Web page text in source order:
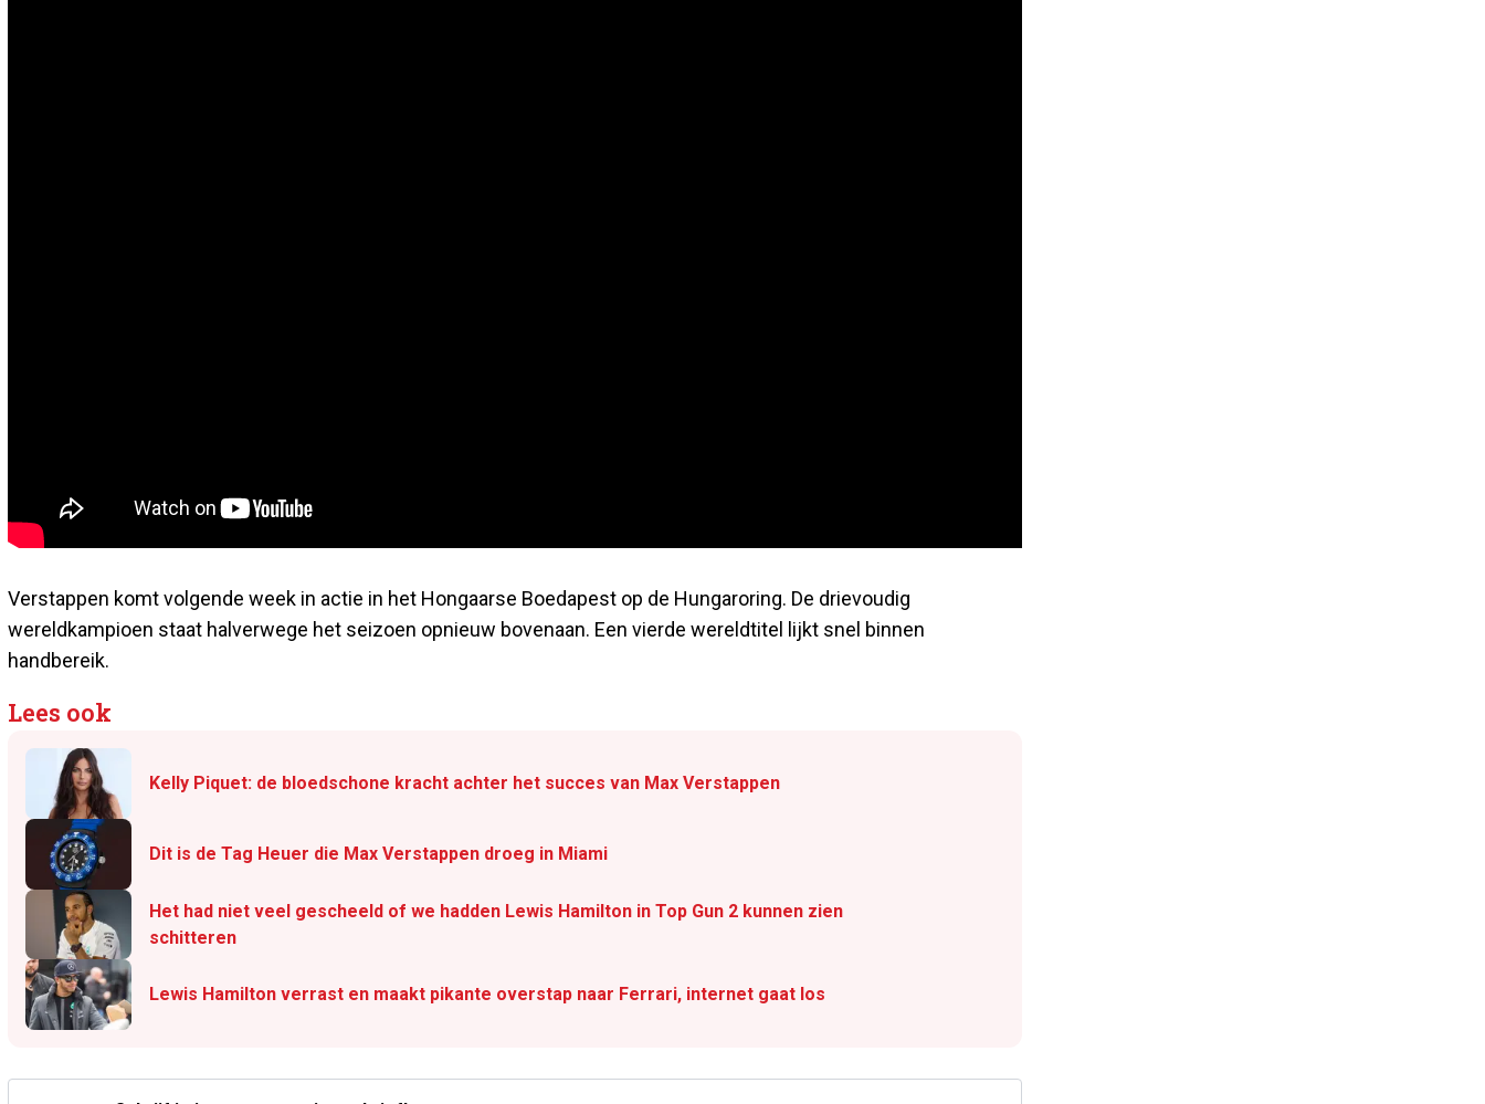
Verstappen komt volgende week in actie in het Hongaarse Boedapest op de Hungaroring. De drievoudig
wereldkampioen staat halverwege het seizoen opnieuw bovenaan. Een vierde wereldtitel lijkt snel binnen
handbereik.
Lees ook
Kelly Piquet: de bloedschone kracht achter het succes van Max Verstappen
Dit is de Tag Heuer die Max Verstappen droeg in Miami
Het had niet veel gescheeld of we hadden Lewis Hamilton in Top Gun 2 kunnen zien
schitteren
Lewis Hamilton verrast en maakt pikante overstap naar Ferrari, internet gaat los